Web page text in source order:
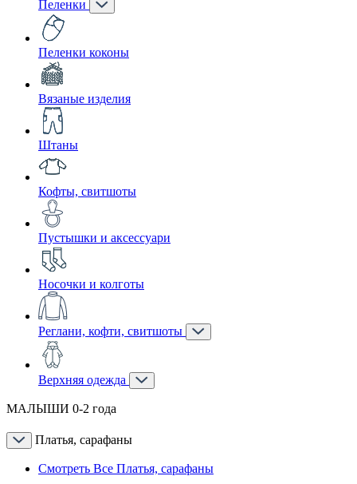
Пеленки
Пеленки коконы
Вязаные изделия
Штаны
Кофты, свитшоты
Пустышки и аксессуари
Носочки и колготы
Реглани, кофти, свитшоты
Верхняя одежда
МАЛЫШИ 0-2 года
Платья, сарафаны
Смотреть Все Платья, сарафаны